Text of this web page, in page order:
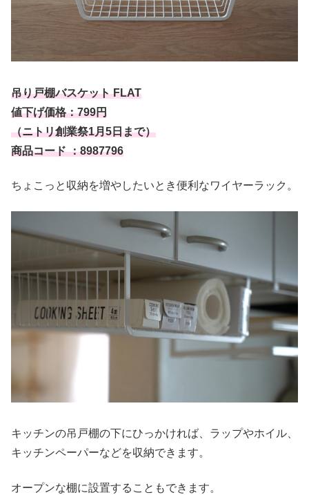
吊り戸棚バスケット FLAT
値下げ価格：799円
（ニトリ創業祭1月5日まで）
商品コード ：8987796
ちょこっと収納を増やしたいとき便利なワイヤーラック。
キッチンの吊戸棚の下にひっかければ、ラップやホイル、
キッチンペーパーなどを収納できます。
オープンな棚に設置することもできます。